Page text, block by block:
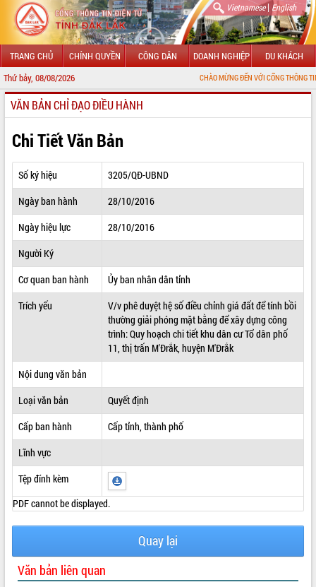
Vietnamese| English
TRANG CHỦ CHÍNH QUYỀN CÔNG DÂN DOANH NGHIỆP DU KHÁCH
Thứ bảy, 08/08/2026 CHÀO MỪNG ĐẾN VỚI CỔNG THÔNG TIN ĐIỆN TỬ
GIỚI THIỆU
LÃNH ĐẠO UBND TỈNH
TIN TỨC SỰ KIỆN
SỞ, BAN, NGÀNH
THÔNG TIN CHỈ ĐẠO ĐIỀU HÀNH
HỆ THỐNG VĂN BẢN
VĂN BẢN HĐND TỈNH
QUY HOẠCH - KẾ HOẠCH
VĂN BẢN CHỈ ĐẠO ĐIỀU HÀNH
Chi Tiết Văn Bản
Số ký hiệu
3205/QĐ-UBND
Ngày ban hành
28/10/2016
Ngày hiệu lực
28/10/2016
Người Ký
Cơ quan ban hành
Ủy ban nhân dân tỉnh
Trích yếu
V/v phê duyệt hệ số điều chỉnh giá đất để tính bồi
thường giải phóng mặt bằng để xây dựng công
trình: Quy hoạch chi tiết khu dân cư Tổ dân phố
11, thị trấn M'Đrắk, huyện M'Đrắk
Nội dung văn bản
Loại văn bản
Quyết định
Cấp ban hành
Cấp tỉnh, thành phố
Lĩnh vực
Tệp đính kèm
PDF cannot be displayed.
Quay lại
Văn bản liên quan